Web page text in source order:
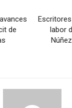
de
labor